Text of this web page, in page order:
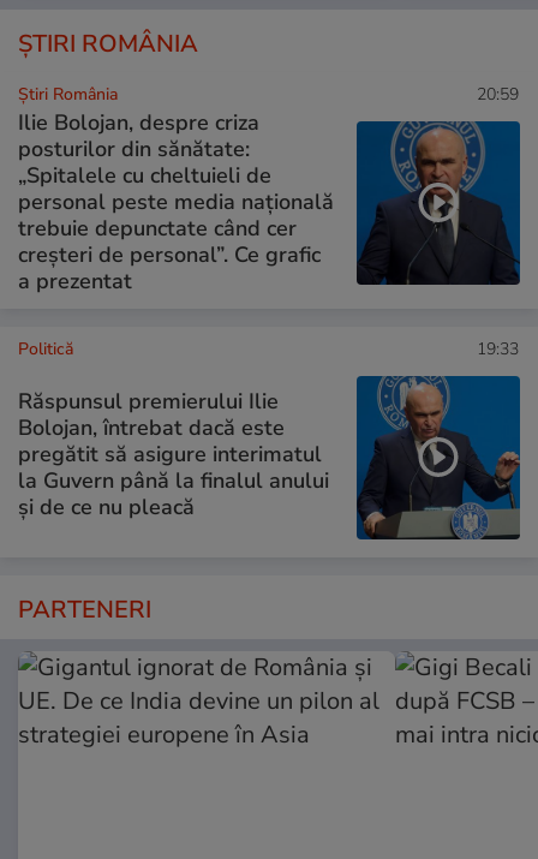
ȘTIRI ROMÂNIA
Știri România 20:59
Ilie Bolojan, despre criza
posturilor din sănătate:
„Spitalele cu cheltuieli de
personal peste media națională
trebuie depunctate când cer
creșteri de personal”. Ce grafic
a prezentat
Politică 19:33
Răspunsul premierului Ilie
Bolojan, întrebat dacă este
pregătit să asigure interimatul
la Guvern până la finalul anului
și de ce nu pleacă
PARTENERI